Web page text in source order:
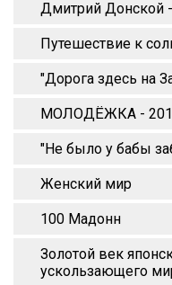
Дмитрий Донской
Путешествие к
"Дорога здесь на
МОЛОДЁЖКА -
"Не было у бабы
Женский мир
100 Мадонн
Золотой век
ускользающего